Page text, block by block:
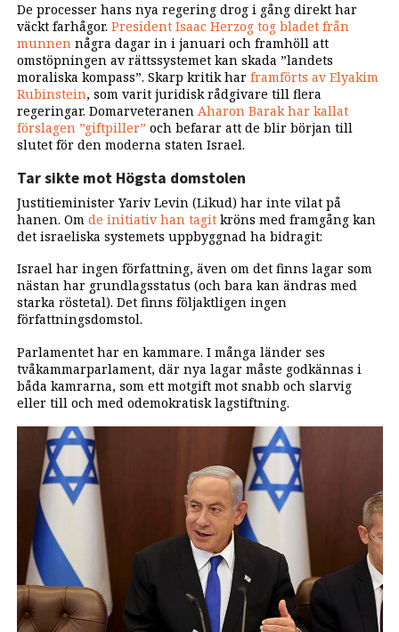
De processer hans nya regering drog i gång direkt har
väckt farhågor. President Isaac Herzog tog bladet från
munnennågra dagar in i januari och framhöll att
omstöpningen av rättssystemet kan skada ”landets
moraliska kompass”. Skarp kritik har framförts av Elyakim
Rubinstein, som varit juridisk rådgivare till flera
regeringar. Domarveteranen Aharon Barak har kallat
förslagen ”giftpiller” och befarar att de blir början till
slutet för den moderna staten Israel.
Tar sikte mot Högsta domstolen
Justitieminister Yariv Levin (Likud) har inte vilat på
hanen. Om de initiativ han tagitkröns med framgång kan
det israeliska systemets uppbyggnad ha bidragit:
Israel har ingen författning, även om det finns lagar som
nästan har grundlagsstatus (och bara kan ändras med
starka röstetal). Det finns följaktligen ingen
författningsdomstol.
Parlamentet har en kammare. I många länder ses
tvåkammarparlament, där nya lagar måste godkännas i
båda kamrarna, som ett motgift mot snabb och slarvig
eller till och med odemokratisk lagstiftning.